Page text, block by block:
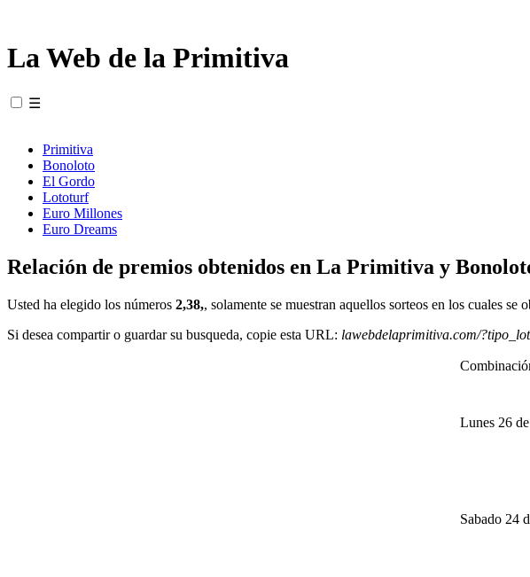
La Web de la Primitiva
☰
Primitiva
Bonoloto
El Gordo
Lototurf
Euro Millones
Euro Dreams
Relación de premios obtenidos en La Primitiva y
Usted ha elegido los números 2,38,, solamente se muestran aquellos sorteos en los cuales se
Si desea compartir o guardar su busqueda, copie esta URL: lawebdelaprimitiva.com/
Lunes 26
Sabado 24